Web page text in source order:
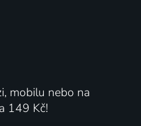
mobilu nebo na
149 Kč!